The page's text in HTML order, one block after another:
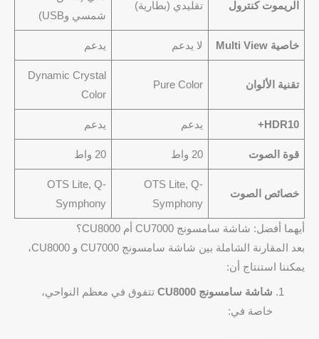
الريموت كنترول تقليدي (بطارية)
شمسي وUSB)
خاصية Multi View لا يدعم يدعم
تقنية الألوان Pure Color
Dynamic Crystal
Color
HDR10+ يدعم يدعم
قوة الصوت 20 واط 20 واط
خصائص الصوت
OTS Lite, Q-
Symphony
OTS Lite, Q-
Symphony
أيهما أفضل: شاشة سامسونج CU7000 أم CU8000؟
بعد المقارنة الشاملة بين شاشة سامسونج CU7000 و CU8000،
يمكننا استنتاج أن:
شاشة سامسونج CU8000
تتفوق في معظم النواحي،
خاصة في: